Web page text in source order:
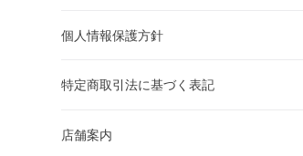
個人情報保護方針
特定商取引法に基づく表記
店舗案内